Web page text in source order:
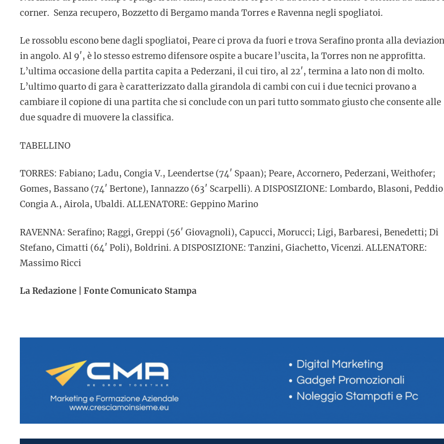
corner. Senza recupero, Bozzetto di Bergamo manda Torres e Ravenna negli spogliatoi.
Le rossoblu escono bene dagli spogliatoi, Peare ci prova da fuori e trova Serafino pronta alla
in angolo. Al 9′, è lo stesso estremo difensore ospite a bucare l’uscita, la Torres non ne approfitta.
L’ultima occasione della partita capita a Pederzani, il cui tiro, al 22′, termina a lato non di molto.
L’ultimo quarto di gara è caratterizzato dalla girandola di cambi con cui i due tecnici provano a
cambiare il copione di una partita che si conclude con un pari tutto sommato giusto che consente alle
due squadre di muovere la classifica.
TABELLINO
TORRES: Fabiano; Ladu, Congia V., Leendertse (74′ Spaan); Peare, Accornero, Pederzani, Weithofer;
Gomes, Bassano (74′ Bertone), Iannazzo (63′ Scarpelli). A DISPOSIZIONE: Lombardo, Blasoni,
Congia A., Airola, Ubaldi. ALLENATORE: Geppino Marino
RAVENNA: Serafino; Raggi, Greppi (56′ Giovagnoli), Capucci, Morucci; Ligi, Barbaresi, Benedetti; Di
Stefano, Cimatti (64′ Poli), Boldrini. A DISPOSIZIONE: Tanzini, Giachetto, Vicenzi. ALLENATORE:
Massimo Ricci
La Redazione | Fonte Comunicato Stampa